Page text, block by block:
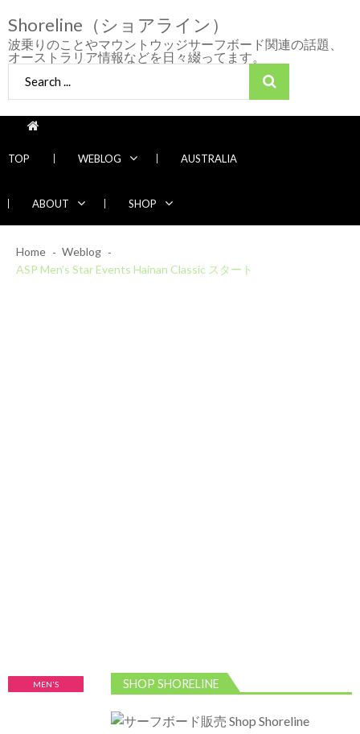
to
navigation
to
content
Shoreline（ショアライン）
波乗りのことやマウントウッジサーフボード関連の話題、
オーストラリア情報などを日々綴ってます。
for:
TOP WEBLOG AUSTRALIA
ABOUT SHOP
2026年7月28日
Home
Weblog
ASP Men’s Star Events Hainan Classic スタート
MEN'S
SHOP SHORELINE